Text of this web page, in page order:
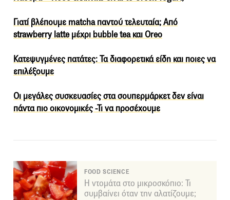
Γιατί βλέπουμε matcha παντού τελευταία; Από
strawberry latte μέχρι bubble tea και Oreo
Κατεψυγμένες πατάτες: Τα διαφορετικά είδη και ποιες να
επιλέξουμε
Οι μεγάλες συσκευασίες στα σουπερμάρκετ δεν είναι
πάντα πιο οικονομικές -Τι να προσέχουμε
FOOD SCIENCE
Η ντομάτα στο μικροσκόπιο: Τι
συμβαίνει όταν την αλατίζουμε;